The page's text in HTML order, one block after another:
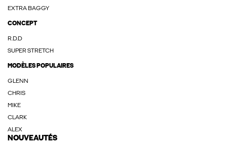
EXTRA BAGGY
CONCEPT
R.D.D
SUPER STRETCH
MODÈLES POPULAIRES
GLENN
CHRIS
MIKE
CLARK
ALEX
NOUVEAUTÉS